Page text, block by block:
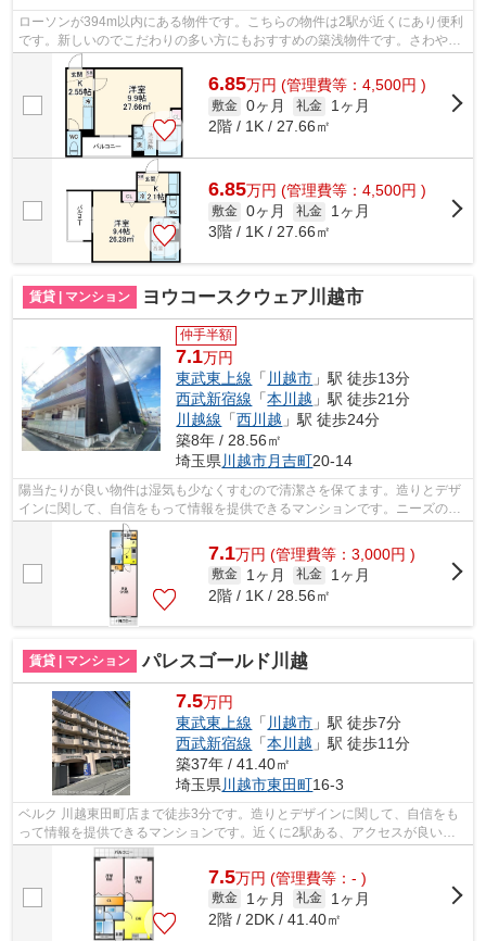
ローソンが394m以内にある物件です。こちらの物件は2駅が近くにあり便利
です。新しいのでこだわりの多い方にもおすすめの築浅物件です。さわやか
な朝を迎えることのできる通風良好な物...
6.85万円 (管理費等：4,500円 )
敷金 0ヶ月 礼金
1ヶ月
2階 / 1K / 27.66㎡
6.85万円 (管理費等：4,500円 )
敷金 0ヶ月 礼金
1ヶ月
3階 / 1K / 27.66㎡
賃貸 | マンション ヨウコースクウェア川越市
仲手半額
7.1万円
東武東上線 「 川越市 」駅 徒歩13分
西武新宿線 「本川越 」駅 徒歩21分
川越線 「西川越 」駅 徒歩24分
築8年 / 28.56㎡
埼玉県川越市月吉町20-14
陽当たりが良い物件は湿気も少なくすむので清潔さを保てます。造りとデザ
インに関して、自信をもって情報を提供できるマンションです。ニーズの高
い、2017年築の物件で、オシャレな室...
7.1万円 (管理費等：3,000円 )
敷金 1ヶ月 礼金
1ヶ月
2階 / 1K / 28.56㎡
賃貸 | マンション パレスゴールド川越
7.5万円
東武東上線 「 川越市 」駅 徒歩7分
西武新宿線 「本川越 」駅 徒歩11分
築37年 / 41.40㎡
埼玉県 川越市東田町16-3
ベルク 川越東田町店まで徒歩3分です。造りとデザインに関して、自信をも
って情報を提供できるマンションです。近くに2駅ある、アクセスが良い物
件です。川越市エリアにある賃貸情報の...
7.5万円 (管理費等：- )
敷金 1ヶ月 礼金
1ヶ月
2階 / 2DK / 41.40㎡